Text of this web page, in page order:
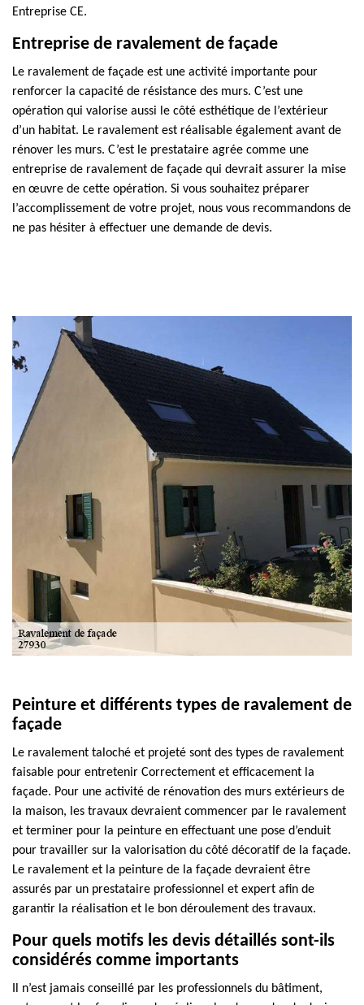
Entreprise CE.
Entreprise de ravalement de façade
Le ravalement de façade est une activité importante pour
renforcer la capacité de résistance des murs. C’est une
opération qui valorise aussi le côté esthétique de l’extérieur
d’un habitat. Le ravalement est réalisable également avant de
rénover les murs. C’est le prestataire agrée comme une
entreprise de ravalement de façade qui devrait assurer la mise
en œuvre de cette opération. Si vous souhaitez préparer
l’accomplissement de votre projet, nous vous recommandons de
ne pas hésiter à effectuer une demande de devis.
Peinture et différents types de ravalement de
façade
Le ravalement taloché et projeté sont des types de ravalement
faisable pour entretenir Correctement et efficacement la
façade. Pour une activité de rénovation des murs extérieurs de
la maison, les travaux devraient commencer par le ravalement
et terminer pour la peinture en effectuant une pose d’enduit
pour travailler sur la valorisation du côté décoratif de la façade.
Le ravalement et la peinture de la façade devraient être
assurés par un prestataire professionnel et expert afin de
garantir la réalisation et le bon déroulement des travaux.
Pour quels motifs les devis détaillés sont-ils
considérés comme importants
Il n’est jamais conseillé par les professionnels du bâtiment,